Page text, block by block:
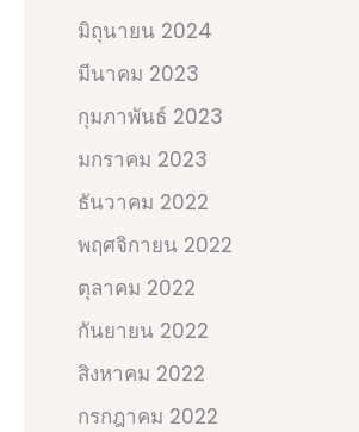
มิถุนายน 2024
มีนาคม 2023
กุมภาพันธ์ 2023
มกราคม 2023
ธันวาคม 2022
พฤศจิกายน 2022
ตุลาคม 2022
กันยายน 2022
สิงหาคม 2022
กรกฎาคม 2022